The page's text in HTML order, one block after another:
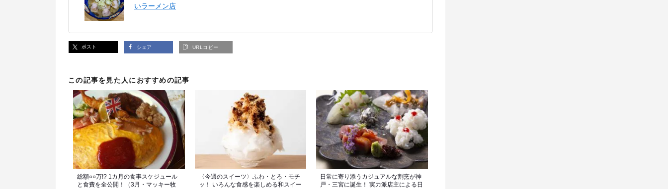
いラーメン店
ポスト シェア URLコピー
この記事を見た人におすすめの記事
総額○○万!? 1カ月の食事スケジュール
と食費を全公開！（3月・マッキー牧
〈今週のスイーツ〉ふわ・とろ・モチ
ッ！ いろんな食感を楽しめる和スイー
日常に寄り添うカジュアルな割烹が神
戸・三宮に誕生！ 実力派店主による日